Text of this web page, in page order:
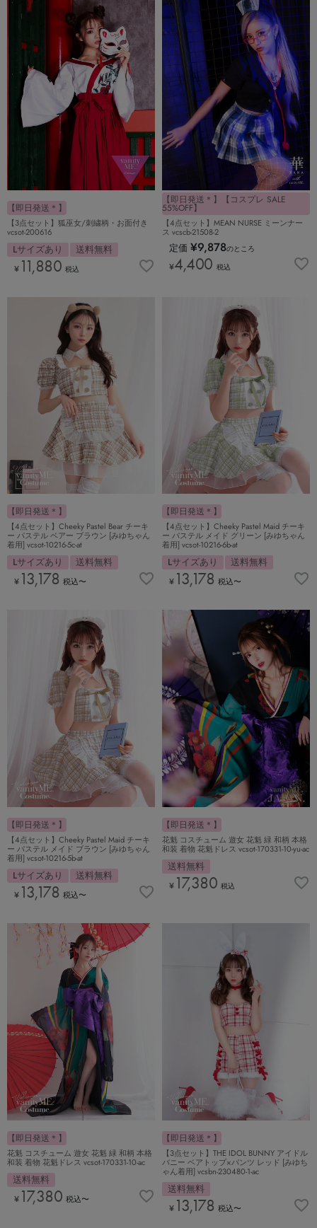
【即日発送＊】
【3点セット】狐巫女/刺繍柄・お面付き
vcsot-200616
Lサイズあり 送料無料
¥ 11,880 税込
【即日発送＊】【コスプレ SALE
55%OFF】
【4点セット】MEAN NURSE ミーンナー
ス vcscb-21508-2
定価 ¥9,878のところ
¥4,400 税込
【即日発送＊】
【4点セット】Cheeky Pastel Bear チーキ
ー パステル ベアー ブラウン [みゆちゃん
着用] vcsot-10216-5c-at
Lサイズあり 送料無料
¥ 13,178 税込〜
【即日発送＊】
【4点セット】Cheeky Pastel Maid チーキ
ー パステル メイド グリーン [みゆちゃん
着用] vcsot-10216-6b-at
Lサイズあり 送料無料
¥ 13,178 税込〜
【即日発送＊】
【4点セット】Cheeky Pastel Maid チーキ
ー パステル メイド ブラウン [みゆちゃん
着用] vcsot-10216-5b-at
Lサイズあり 送料無料
¥ 13,178 税込〜
【即日発送＊】
花魁 コスチューム 遊女 花魁 緑 和柄 本格
和装 着物 花魁ドレス vcsot-170331-10-yu-ac
送料無料
¥ 17,380 税込
【即日発送＊】
花魁 コスチューム 遊女 花魁 緑 和柄 本格
和装 着物 花魁ドレス vcsot-170331-10-ac
送料無料
¥ 17,380 税込〜
【即日発送＊】
【3点セット】THE IDOL BUNNY アイドル
バニー ベアトップ×パンツ レッド [みゆち
ゃん着用] vcsbn-230480-1-ac
送料無料
¥ 13,178 税込〜